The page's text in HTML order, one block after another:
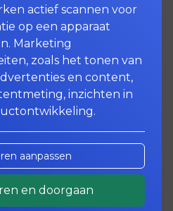
actief scannen voor
op een apparaat
Marketing
zoals het tonen van
en content,
inzichten in
aanpassen
en doorgaan